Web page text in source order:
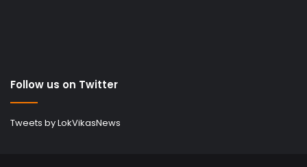
Follow us on Twitter
Tweets by LokVikasNews